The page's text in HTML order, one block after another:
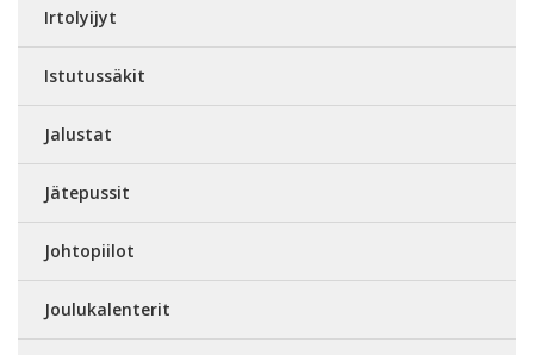
Irtolyijyt
Istutussäkit
Jalustat
Jätepussit
Johtopiilot
Joulukalenterit